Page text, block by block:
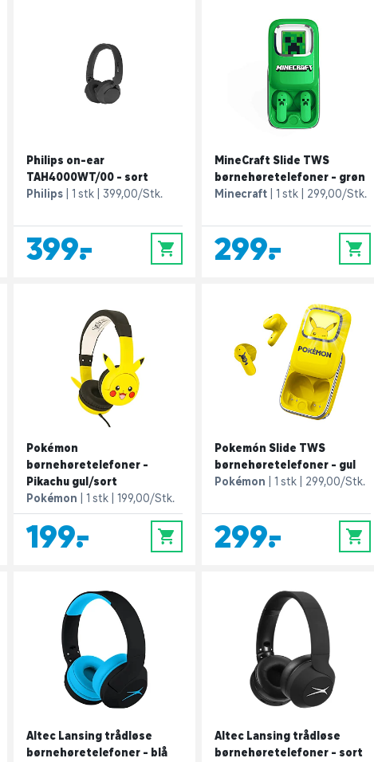
Philips on-ear
TAH4000WT/00 - sort
Philips
1 stk 399,00/Stk.
399,- 0
MineCraft Slide TWS
børnehøretelefoner - grøn
Minecraft
1 stk 299,00/Stk.
299,- 0
Pokémon
børnehøretelefoner -
Pikachu gul/sort
Pokémon
1 stk 199,00/Stk.
199,- 0
Pokemón Slide TWS
børnehøretelefoner - gul
Pokémon
1 stk 299,00/Stk.
299,- 0
Altec Lansing trådløse
børnehøretelefoner - blå
Altec Lansing trådløse
børnehøretelefoner - sort